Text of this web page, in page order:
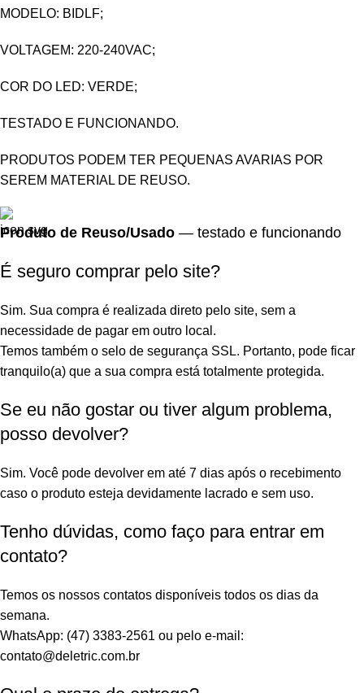
MODELO: BIDLF;
VOLTAGEM: 220-240VAC;
COR DO LED: VERDE;
TESTADO E FUNCIONANDO.
PRODUTOS PODEM TER PEQUENAS AVARIAS POR
SEREM MATERIAL DE REUSO.
Produto de Reuso/Usado — testado e funcionando
É seguro comprar pelo site?
Sim. Sua compra é realizada direto pelo site, sem a
necessidade de pagar em outro local.
Temos também o selo de segurança SSL. Portanto, pode ficar
tranquilo(a) que a sua compra está totalmente protegida.
Se eu não gostar ou tiver algum problema,
posso devolver?
Sim. Você pode devolver em até 7 dias após o recebimento
caso o produto esteja devidamente lacrado e sem uso.
Tenho dúvidas, como faço para entrar em
contato?
Temos os nossos contatos disponíveis todos os dias da
semana.
WhatsApp: (47) 3383-2561 ou pelo e-mail:
contato@deletric.com.br